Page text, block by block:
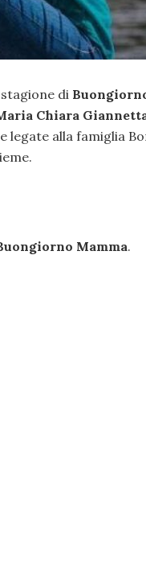
di
Chiara
alla famiglia
Mamma.